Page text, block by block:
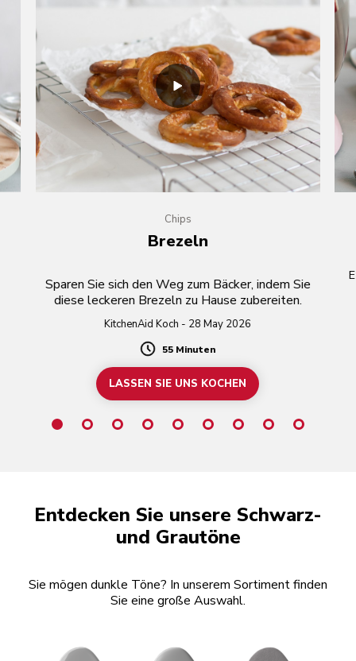
Chips
Brezeln
Sparen Sie sich den Weg zum Bäcker, indem Sie
diese leckeren Brezeln zu Hause zubereiten.
KitchenAid Koch - 28 May 2026
Duration
55 Minuten
LASSEN SIE UNS KOCHEN
Entdecken Sie unsere Schwarz-
und Grautöne
Sie mögen dunkle Töne? In unserem Sortiment finden
Sie eine große Auswahl.